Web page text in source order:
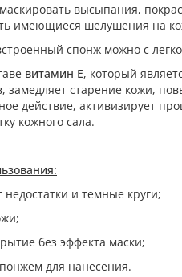
высыпания,
имеющиеся шелушения на
спонж можно с
витамин Е, который
замедляет старение кожи,
действие, активизирует
кожного сала.
и темные круги;
без эффекта маски;
для нанесения.